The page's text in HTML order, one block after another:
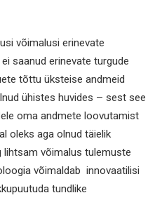
võimalusi erinevate
saanud erinevate turgude
tõttu üksteise andmeid
ühistes huvides – sest see
oma andmete loovutamist
oleks aga olnud täielik
lihtsam võimalus tulemuste
võimaldab innovaatilisi
tundlike